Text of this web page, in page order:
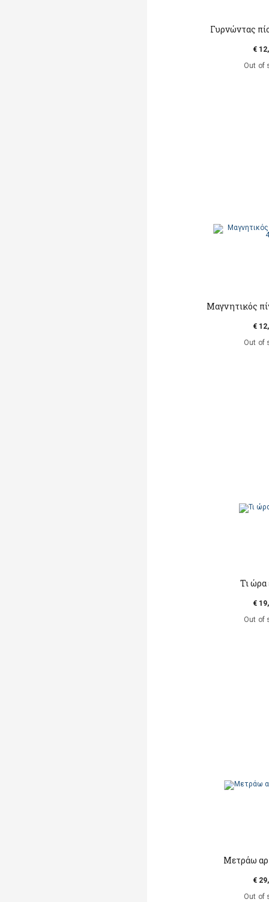
Γυρνώντας
€
Out of
Μαγνητικός
€
Out of
Τι ώρα
€
Out of
Μετράω
€
Out of